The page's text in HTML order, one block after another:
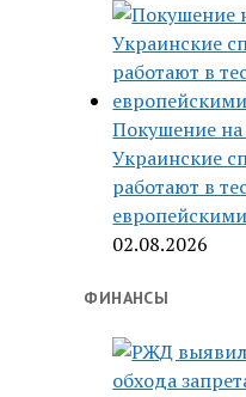
Покушение на
Украинские
работают в
европейскими
02.08.2026
ФИНАНСЫ